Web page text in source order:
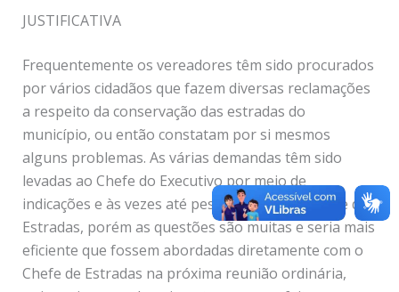
JUSTIFICATIVA
Frequentemente os vereadores têm sido procurados
por vários cidadãos que fazem diversas reclamações
a respeito da conservação das estradas do
município, ou então constatam por si mesmos
alguns problemas. As várias demandas têm sido
levadas ao Chefe do Executivo por meio de
indicações e às vezes até pessoalmente ao Chefe de
Estradas, porém as questões são muitas e seria mais
eficiente que fossem abordadas diretamente com o
Chefe de Estradas na próxima reunião ordinária,